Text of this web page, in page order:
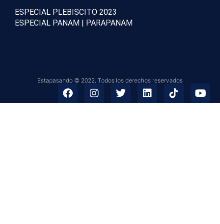
ESPECIAL PLEBISCITO 2023
ESPECIAL PANAM | PARAPANAM
Estapasando © 2022. Todos los derechos reservados